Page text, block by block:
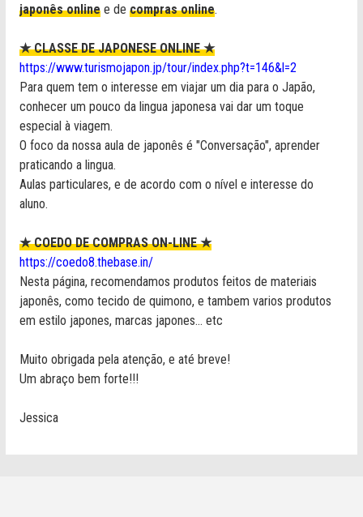
japonês online e decompras online.
★ CLASSE DE JAPONESE ONLINE ★
https://www.turismojapon.jp/tour/index.php?t=146&l=2
Para quem tem o interesse em viajar um dia para o Japão,
conhecer um pouco da lingua japonesa vai dar um toque
especial à viagem.
O foco da nossa aula de japonês é "Conversação", aprender
praticando a lingua.
Aulas particulares, e de acordo com o nível e interesse do
aluno.
★ COEDO DE COMPRAS ON-LINE ★
https://coedo8.thebase.in/
Nesta página, recomendamos produtos feitos de materiais
japonês, como tecido de quimono, e tambem varios produtos
em estilo japones, marcas japones... etc
Muito obrigada pela atenção, e até breve!
Um abraço bem forte!!!
Jessica